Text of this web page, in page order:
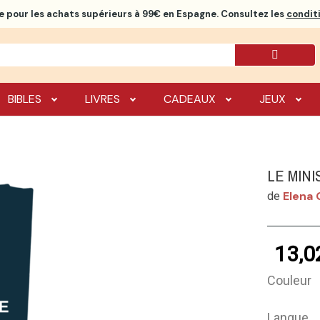
pour les achats supérieurs à 99€ en Espagne. Consultez les
BIBLES LIVRES CADEAUX JEUX
LE
de Elena
Couleur